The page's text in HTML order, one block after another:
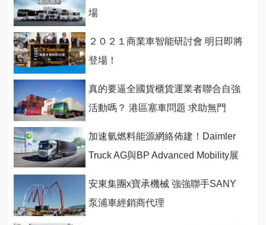
場
２０２１商業車智能研討會 明日即將
登場！
真的要逼全國貨櫃貨運業者聯合自強
活動嗎？ 港區塞車問題 求助無門
加速氫燃料能源網絡佈建！Daimler
Truck AG與BP Advanced Mobility展
安東集團x寶承機械 強強聯手SANY
泵浦車經銷商代理